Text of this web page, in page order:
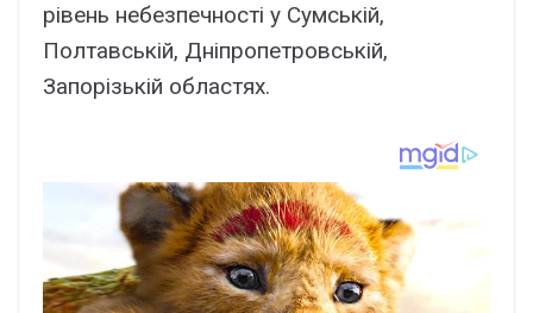
рівень небезпечності у Сумській,
Полтавській, Дніпропетровській,
Запорізькій областях.